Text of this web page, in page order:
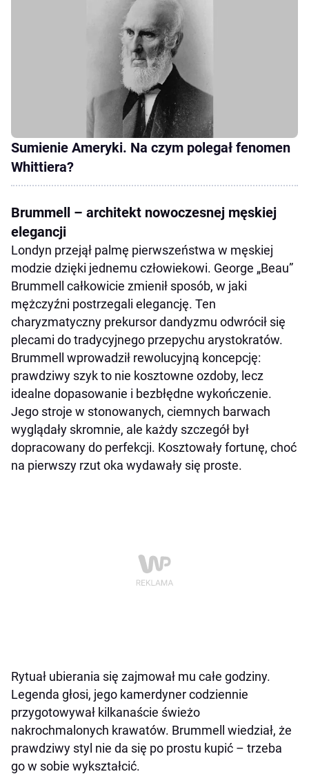
Sumienie Ameryki. Na czym polegał fenomen
Whittiera?
Brummell – architekt nowoczesnej męskiej
elegancji
Londyn przejął palmę pierwszeństwa w męskiej
modzie dzięki jednemu człowiekowi. George „Beau”
Brummell całkowicie zmienił sposób, w jaki
mężczyźni postrzegali elegancję. Ten
charyzmatyczny prekursor dandyzmu odwrócił się
plecami do tradycyjnego przepychu arystokratów.
Brummell wprowadził rewolucyjną koncepcję:
prawdziwy szyk to nie kosztowne ozdoby, lecz
idealne dopasowanie i bezbłędne wykończenie.
Jego stroje w stonowanych, ciemnych barwach
wyglądały skromnie, ale każdy szczegół był
dopracowany do perfekcji. Kosztowały fortunę, choć
na pierwszy rzut oka wydawały się proste.
Rytuał ubierania się zajmował mu całe godziny.
Legenda głosi, jego kamerdyner codziennie
przygotowywał kilkanaście świeżo
nakrochmalonych krawatów. Brummell wiedział, że
prawdziwy styl nie da się po prostu kupić – trzeba
go w sobie wykształcić.